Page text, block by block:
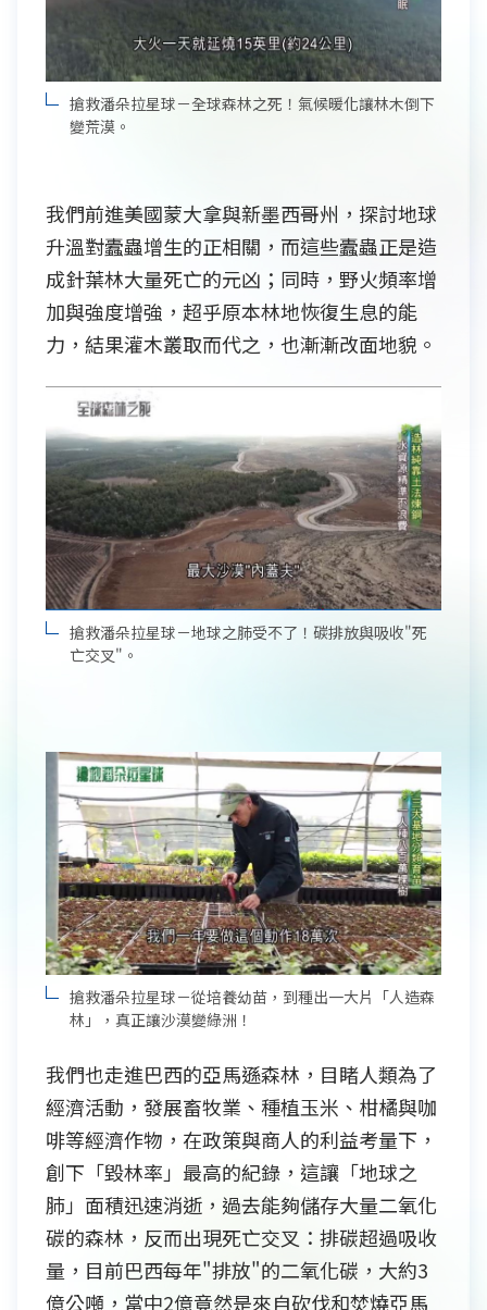
搶救潘朵拉星球－全球森林之死！氣候暖化讓林木倒下
變荒漠。
我們前進美國蒙大拿與新墨西哥州，探討地球
升溫對蠹蟲增生的正相關，而這些蠹蟲正是造
成針葉林大量死亡的元凶；同時，野火頻率增
加與強度增強，超乎原本林地恢復生息的能
力，結果灌木叢取而代之，也漸漸改面地貌。
搶救潘朵拉星球－地球之肺受不了！碳排放與吸收"死
亡交叉"。
搶救潘朵拉星球－從培養幼苗，到種出一大片「人造森
林」，真正讓沙漠變綠洲！
我們也走進巴西的亞馬遜森林，目睹人類為了
經濟活動，發展畜牧業、種植玉米、柑橘與咖
啡等經濟作物，在政策與商人的利益考量下，
創下「毀林率」最高的紀錄，這讓「地球之
肺」面積迅速消逝，過去能夠儲存大量二氧化
碳的森林，反而出現死亡交叉：排碳超過吸收
量，目前巴西每年"排放"的二氧化碳，大約3
億公噸，當中2億竟然是來自砍伐和焚燒亞馬